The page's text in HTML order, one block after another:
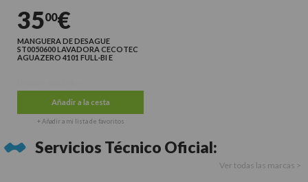
3500€
MANGUERA DE DESAGUE
ST0050600 LAVADORA CECOTEC
AGUAZERO 4101 FULL-BI E
Añadir a la cesta
+ Añadir a mi lista de favoritos
Servicios Técnico Oficial:
Ver todas las marcas >